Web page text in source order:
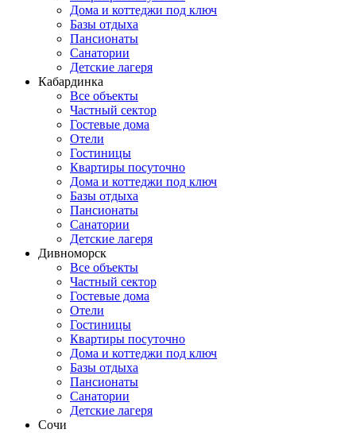
Дома и коттеджи под ключ
Базы отдыха
Пансионаты
Санатории
Детские лагеря
Кабардинка
Все объекты
Частный сектор
Гостевые дома
Отели
Гостиницы
Квартиры посуточно
Дома и коттеджи под ключ
Базы отдыха
Пансионаты
Санатории
Детские лагеря
Дивноморск
Все объекты
Частный сектор
Гостевые дома
Отели
Гостиницы
Квартиры посуточно
Дома и коттеджи под ключ
Базы отдыха
Пансионаты
Санатории
Детские лагеря
Сочи